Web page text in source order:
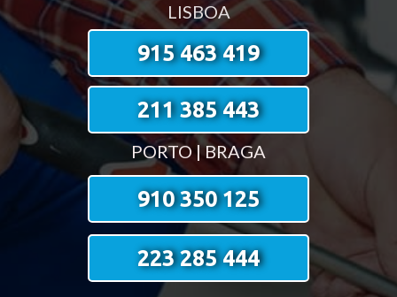
LISBOA
915 463 419
211 385 443
PORTO | BRAGA
910 350 125
223 285 444